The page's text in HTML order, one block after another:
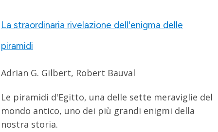
La straordinaria rivelazione dell'enigma delle
piramidi
Adrian G. Gilbert, Robert Bauval
Le piramidi d'Egitto, una delle sette meraviglie del
mondo antico, uno dei più grandi enigmi della
nostra storia.